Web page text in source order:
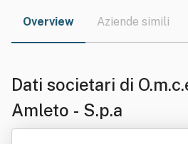
Overview Aziende simili
Dati societari di
Amleto - S.p.a